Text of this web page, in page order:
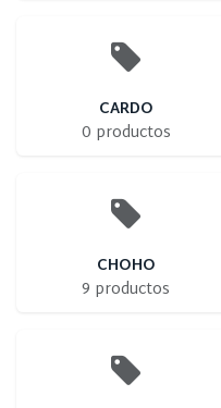
CARDO
0 productos
CHOHO
9 productos